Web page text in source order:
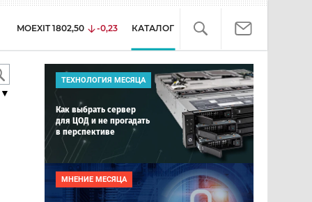
MOEXIT 1802,50 -0,23 КАТАЛОГ
ТЕХНОЛОГИЯ МЕСЯЦА
Как выбрать сервер
для ЦОД и не прогадать
в перспективе
МНЕНИЕ МЕСЯЦА